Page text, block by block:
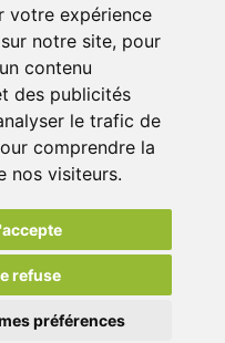
votre expérience
notre site, pour
contenu
des publicités
le trafic de
comprendre la
nos visiteurs.
refuse
préférences
droits réservés